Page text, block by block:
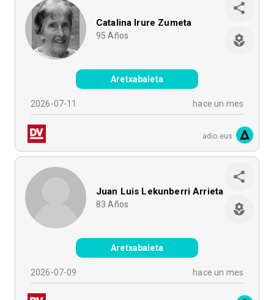
Catalina Irure Zumeta
95 Años
Aretxabaleta
2026-07-11 hace un mes
adio.eus
Juan Luis Lekunberri Arrieta
83 Años
Aretxabaleta
2026-07-09 hace un mes